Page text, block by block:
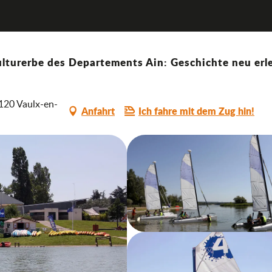
des Departements Ain: Geschichte neu
Parc Miribel Jonage
Vaulx-en-
Anfahrt Ich fahre mit dem Zug hin!